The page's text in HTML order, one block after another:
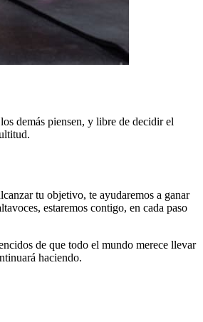
demás piensen, y libre de decidir el
tu objetivo, te ayudaremos a ganar
estaremos contigo, en cada paso
de que todo el mundo merece llevar
haciendo.